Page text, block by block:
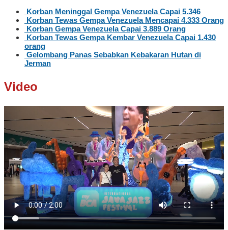
Korban Meninggal Gempa Venezuela Capai 5.346
Korban Tewas Gempa Venezuela Mencapai 4.333 Orang
Korban Gempa Venezuela Capai 3.889 Orang
Korban Tewas Gempa Kembar Venezuela Capai 1.430
orang
Gelombang Panas Sebabkan Kebakaran Hutan di
Jerman
Video